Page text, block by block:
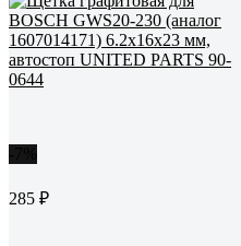
285 ₽